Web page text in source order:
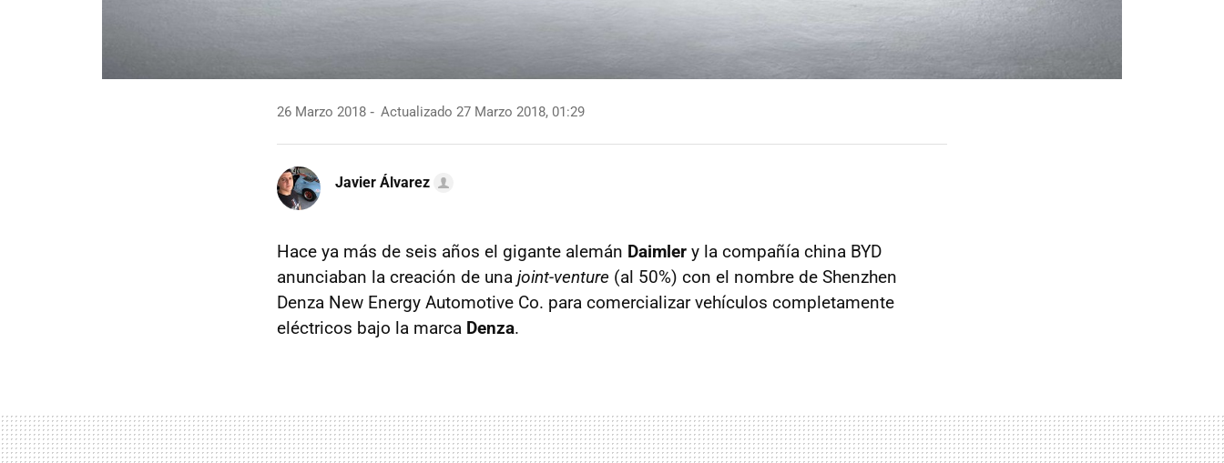
26 Marzo 2018 Actualizado 27 Marzo 2018, 01:29
Javier Álvarez
Hace ya más de seis años el gigante alemán Daimler y la compañía china BYD
anunciaban la creación de una joint-venture (al 50%) con el nombre de Shenzhen
Denza New Energy Automotive Co. para comercializar vehículos completamente
eléctricos bajo la marca Denza.